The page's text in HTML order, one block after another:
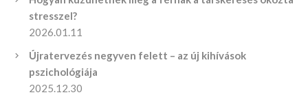
stresszel?
2026.01.11
Újratervezés negyven felett – az új kihívások
pszichológiája
2025.12.30